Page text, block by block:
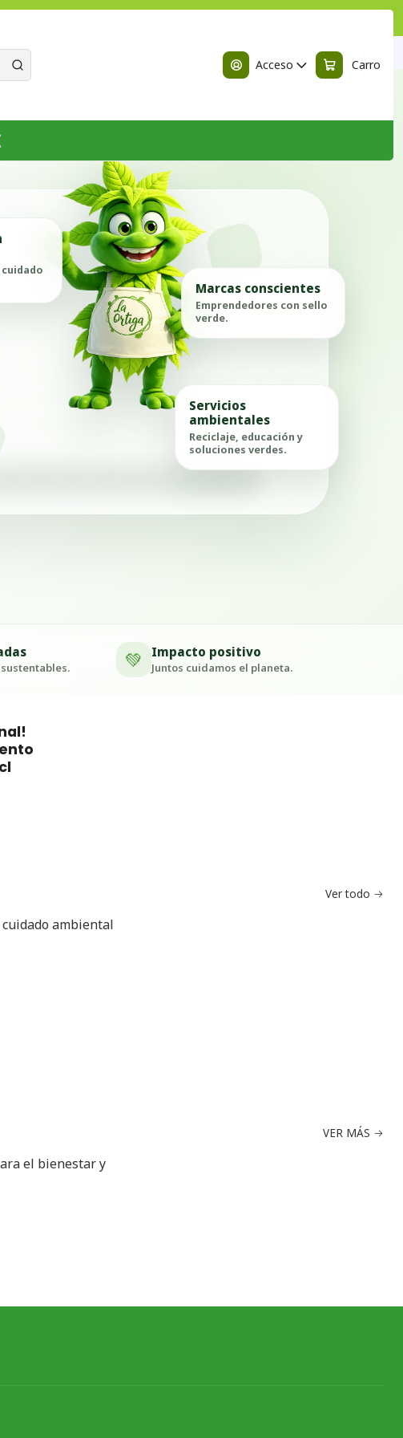
Acceso Carro
Marcas conscientes
Emprendedores con sello
verde.
Servicios
ambientales
Reciclaje, educación y
soluciones verdes.
💚 Impacto positivo
Juntos cuidamos el planeta.
ambiental
Ver todo
el bienestar y
VER MÁS